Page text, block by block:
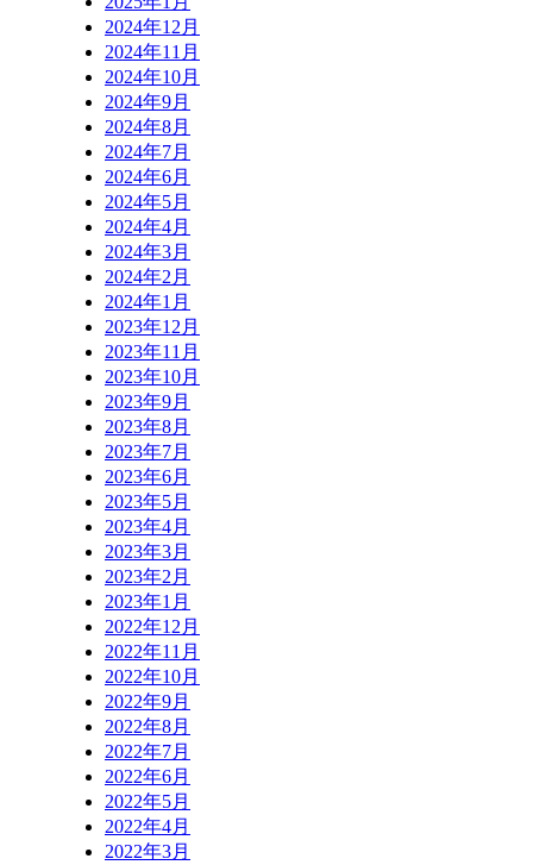
2024年12月
2024年11月
2024年10月
2024年9月
2024年8月
2024年7月
2024年6月
2024年5月
2024年4月
2024年3月
2024年2月
2024年1月
2023年12月
2023年11月
2023年10月
2023年9月
2023年8月
2023年7月
2023年6月
2023年5月
2023年4月
2023年3月
2023年2月
2023年1月
2022年12月
2022年11月
2022年10月
2022年9月
2022年8月
2022年7月
2022年6月
2022年5月
2022年4月
2022年3月